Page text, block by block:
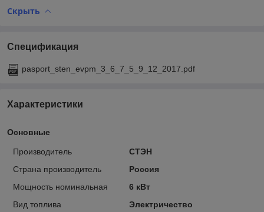
Скрыть
Спецификация
pasport_sten_evpm_3_6_7_5_9_12_2017.pdf
Характеристики
Основные
Производитель
СТЭН
Страна производитель
Россия
Мощность номинальная
6 кВт
Вид топлива
Электричество